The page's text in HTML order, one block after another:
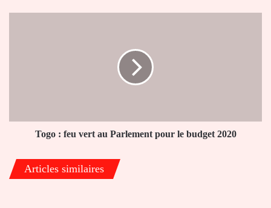
budget
Togo : feu vert au Parlement pour le budget 2020
Articles similaires